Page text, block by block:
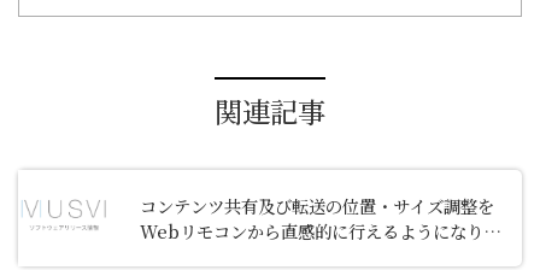
関連記事
コンテンツ共有及び転送の位置・サイズ調整を
Webリモコンから直感的に行えるようになりま